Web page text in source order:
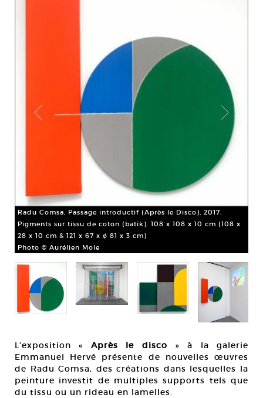
Radu Comsa, Passage introductif (Après le Disco), 2017.
Pigments sur tissu de coton (batik). 108 x 108 x 10 cm (108 x
28 x 10 cm & 121 x 67 x ø 81 x 3 cm)
Photo © Aurélien Mole
L’exposition « Après le disco » à la galerie
Emmanuel Hervé présente de nouvelles œuvres
de Radu Comsa, des créations dans lesquelles la
peinture investit de multiples supports tels que
du tissu ou un rideau en lamelles.